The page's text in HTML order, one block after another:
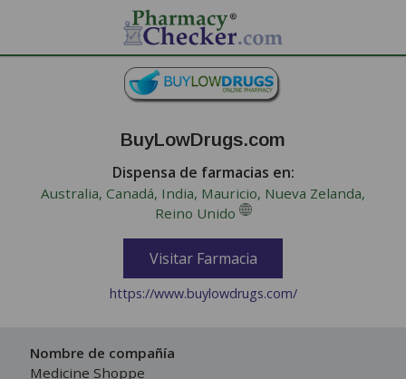
Visitar Farmacia
BuyLowDrugs.com
Dispensa de farmacias en:
Australia, Canadá, India, Mauricio, Nueva Zelanda,
Reino Unido
Visitar Farmacia
https://www.buylowdrugs.com/
Nombre de compañía
Medicine Shoppe